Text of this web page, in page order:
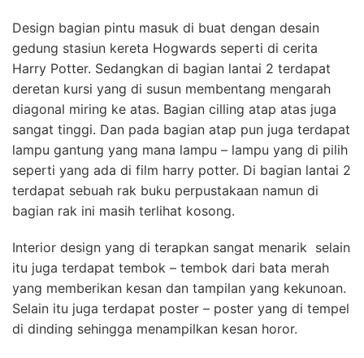
Design bagian pintu masuk di buat dengan desain
gedung stasiun kereta Hogwards seperti di cerita
Harry Potter. Sedangkan di bagian lantai 2 terdapat
deretan kursi yang di susun membentang mengarah
diagonal miring ke atas. Bagian cilling atap atas juga
sangat tinggi. Dan pada bagian atap pun juga terdapat
lampu gantung yang mana lampu – lampu yang di pilih
seperti yang ada di film harry potter. Di bagian lantai 2
terdapat sebuah rak buku perpustakaan namun di
bagian rak ini masih terlihat kosong.
Interior design yang di terapkan sangat menarik selain
itu juga terdapat tembok – tembok dari bata merah
yang memberikan kesan dan tampilan yang kekunoan.
Selain itu juga terdapat poster – poster yang di tempel
di dinding sehingga menampilkan kesan horor.